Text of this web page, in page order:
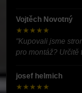
Vojtěch Novotný
★★★★★
"Kupovali jsme
pro montáž? Určitě
josef helmich
★★★★★